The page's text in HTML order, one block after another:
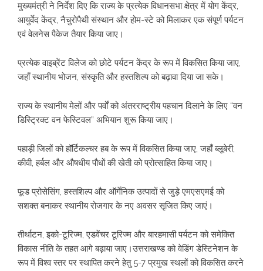
मुख्यमंत्री ने निर्देश दिए कि राज्य के प्रत्येक विधानसभा क्षेत्र में योग केंद्र,
आयुर्वेद केंद्र, नैचुरोपैथी संस्थान और होम-स्टे को मिलाकर एक संपूर्ण पर्यटन
एवं वेलनेस पैकेज तैयार किया जाए।
प्रत्येक वाइब्रेंट विलेज को छोटे पर्यटन केंद्र के रूप में विकसित किया जाए,
जहाँ स्थानीय भोजन, संस्कृति और हस्तशिल्प को बढ़ावा दिया जा सके।
राज्य के स्थानीय मेलों और पर्वों को अंतरराष्ट्रीय पहचान दिलाने के लिए “वन
डिस्ट्रिक्ट वन फेस्टिवल” अभियान शुरू किया जाए।
पहाड़ी जिलों को हॉर्टिकल्चर हब के रूप में विकसित किया जाए, जहाँ ब्लूबेरी,
कीवी, हर्बल और औषधीय पौधों की खेती को प्रोत्साहित किया जाए।
फूड प्रोसेसिंग, हस्तशिल्प और ऑर्गेनिक उत्पादों से जुड़े एमएसएमई को
सशक्त बनाकर स्थानीय रोजगार के नए अवसर सृजित किए जाएं।
तीर्थाटन, इको-टूरिज्म, एडवेंचर टूरिज्म और बारहमासी पर्यटन को समेकित
विकास नीति के तहत आगे बढ़ाया जाए।उत्तराखण्ड को वेडिंग डेस्टिनेशन के
रूप में विश्व स्तर पर स्थापित करने हेतु 5-7 प्रमुख स्थलों को विकसित करने